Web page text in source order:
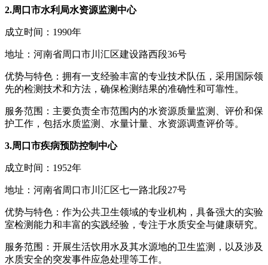
2.周口市水利局水资源监测中心
成立时间：1990年
地址：河南省周口市川汇区建设路西段36号
优势与特色：拥有一支经验丰富的专业技术队伍，采用国际领
先的检测技术和方法，确保检测结果的准确性和可靠性。
服务范围：主要负责全市范围内的水资源质量监测、评价和保
护工作，包括水质监测、水量计量、水资源调查评价等。
3.周口市疾病预防控制中心
成立时间：1952年
地址：河南省周口市川汇区七一路北段27号
优势与特色：作为公共卫生领域的专业机构，具备强大的实验
室检测能力和丰富的实践经验，专注于水质安全与健康研究。
服务范围：开展生活饮用水及其水源地的卫生监测，以及涉及
水质安全的突发事件应急处理等工作。